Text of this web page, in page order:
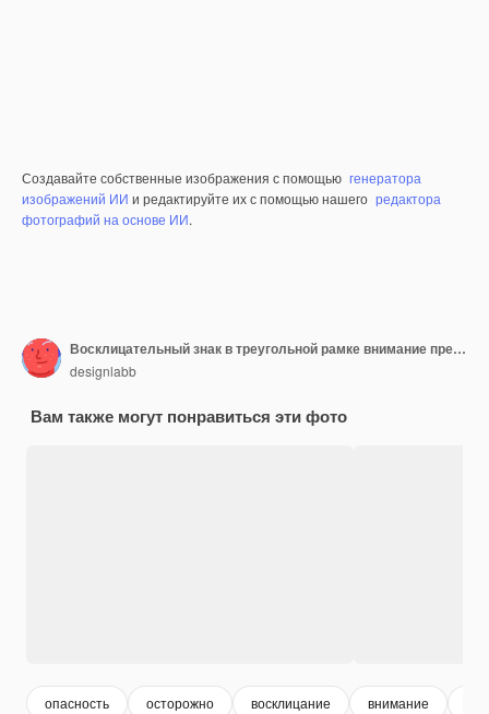
Создавайте собственные изображения с помощью генератора
изображений ИИ и редактируйте их с помощью нашего редактора
фотографий на основе ИИ.
Восклицательный знак в треугольной рамке внимание предупреждающий знак опасности и предупреждающая линия предупреждения об опасности для привлечения внимания
designlabb
Вам также могут понравиться эти фото
опасность осторожно восклицание внимание